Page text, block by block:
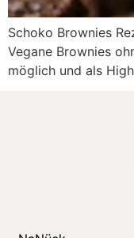
Schoko Brownies
Vegane Brownies
möglich und als